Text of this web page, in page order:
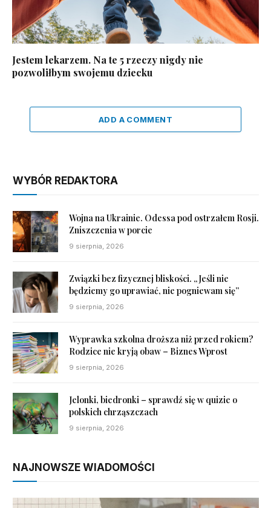
Jestem lekarzem. Na te 5 rzeczy nigdy nie
pozwoliłbym swojemu dziecku
ADD A COMMENT
WYBÓR REDAKTORA
Wojna na Ukrainie. Odessa pod ostrzałem Rosji.
Zniszczenia w porcie
9 sierpnia, 2026
Związki bez fizycznej bliskości. „Jeśli nie
będziemy go uprawiać, nie pogniewam się”
9 sierpnia, 2026
Wyprawka szkolna droższa niż przed rokiem?
Rodzice nie kryją obaw – Biznes Wprost
9 sierpnia, 2026
Jelonki, biedronki – sprawdź się w quizie o
polskich chrząszczach
9 sierpnia, 2026
NAJNOWSZE WIADOMOŚCI